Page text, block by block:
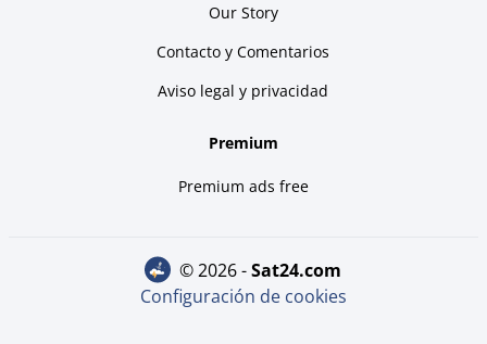
Our Story
Contacto y Comentarios
Aviso legal y privacidad
Premium
Premium ads free
© 2026 - sat24.com
Configuración de cookies